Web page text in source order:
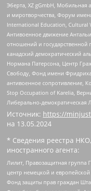
Эберта, XZ gGmbH, Мобильная
и миротворчества, Форум
International Education, Cultural
Антивоенное движение
отношений и государственной
канадский демократический
Нормана Патерсона, Центр
Свободу, Фонд имени
антивоенное сопротивление,
Stop Occupation of Karelia,
Либерально-демократическая
Источник: https://
на 13.05.2024
* Сведения реестра
иностранного агента:
Лилит, Правозащитная группа
центр немецкой и
Фонд защиты прав граждан